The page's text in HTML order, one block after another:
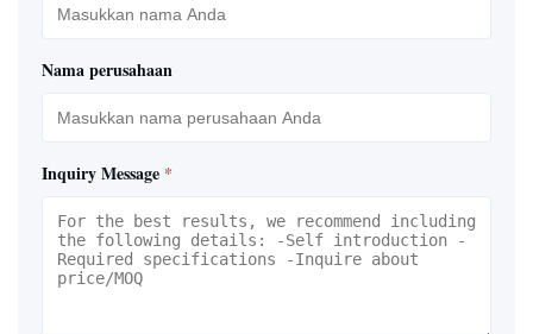
Nama perusahaan
Inquiry Message *